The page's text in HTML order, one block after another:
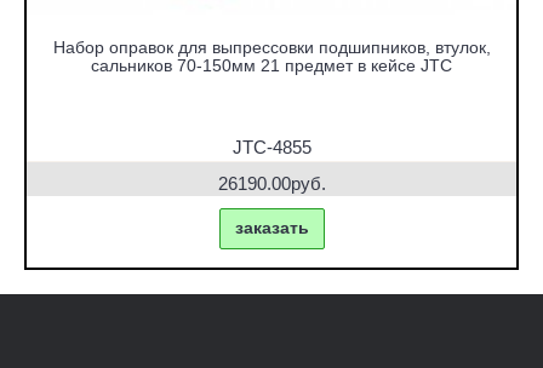
Набор оправок для выпрессовки подшипников, втулок,
сальников 70-150мм 21 предмет в кейсе JTC
JTC-4855
26190.00руб.
заказать